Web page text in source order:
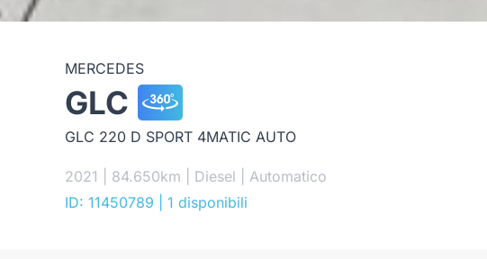
MERCEDES
GLC
GLC 220 D SPORT 4MATIC AUTO
2021 | 84.650km | Diesel | Automatico
ID: 11450789
| 1 disponibili